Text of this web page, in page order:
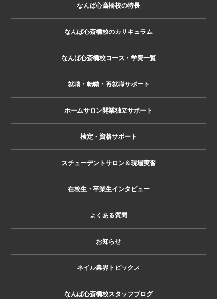
なんば心斎橋校の特長
なんば心斎橋校のカリキュラム
なんば心斎橋校コース・学費一覧
就職・転職・再就職サポート
ホームサロン開業独立サポート
検定・資格サポート
スチューデントサロン＆現場実習
在校生・卒業生インタビュー
よくある質問
お知らせ
ネイル業界トピックス
なんば心斎橋校スタッフブログ